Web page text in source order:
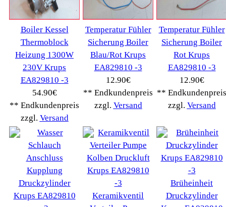
Siemens(5349)
Tchibo (1387)
TurMix(106)
WMF(2503)
Drucker Kopierer(1096)
Elektroartikel->(5309)
PC Computer->(2543)
Handy Telefon(1053)
Modellbau(593)
Monitore->(261)
Autoteile-> (161)
Wir akzeptieren
Informationen